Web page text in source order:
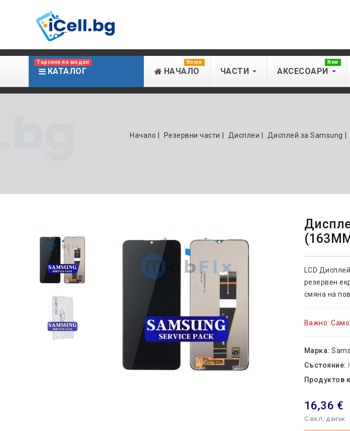
КАТАЛОГ
Търсене по модел
НАЧАЛО
Home
ЧАСТИ АКСЕСОАРИ
New
Начало Резервни части Дисплеи Дисплей за Samsung
LCD
резервен
смяна на
Важно: Само
Марка:
Състояние:
Продуктов
16,36 €
С вкл. данък